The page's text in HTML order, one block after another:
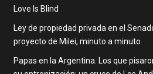
Love Is Blind
Ley de propiedad privada en el
proyecto de Milei, minuto a minuto
Papas en la Argentina. Los que